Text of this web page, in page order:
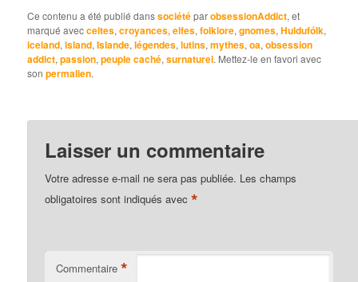
Ce contenu a été publié danssociétéparobsessionAddict, et
marqué avecceltes,croyances,elfes,folklore,gnomes,Huldufólk,
iceland,island,Islande,légendes,lutins,mythes,oa,obsession
addict,passion,peuple caché,surnaturel. Mettez-le en favori avec
sonpermalien.
Laisser un commentaire
Votre adresse e-mail ne sera pas publiée. Les champs
obligatoires sont indiqués avec*
Commentaire *